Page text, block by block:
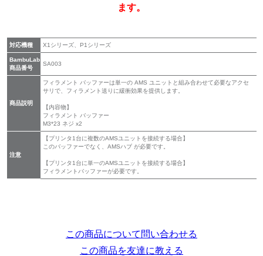
ます。
対応機種 X1シリーズ、P1シリーズ
BambuLab
商品番号
SA003
商品説明
フィラメント バッファーは単一の AMS ユニットと組み合わせて必要なアクセ
サリで、フィラメント送りに緩衝効果を提供します。
【内容物】
フィラメント バッファー
M3*23 ネジ x2
注意
【プリンタ1台に複数のAMSユニットを接続する場合】
このバッファーでなく、AMSハブ が必要です。
【プリンタ1台に単一のAMSユニットを接続する場合】
フィラメントバッファーが必要です。
この商品について問い合わせる
この商品を友達に教える